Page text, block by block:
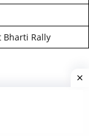
Bharti Rally